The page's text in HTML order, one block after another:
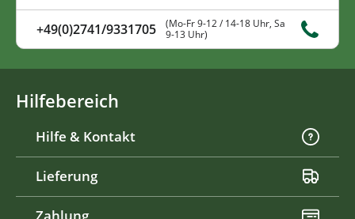
+49(0)2741/9331705
(Mo-Fr 9-12 / 14-18 Uhr, Sa
9-13 Uhr)
Hilfebereich
Hilfe & Kontakt
Lieferung